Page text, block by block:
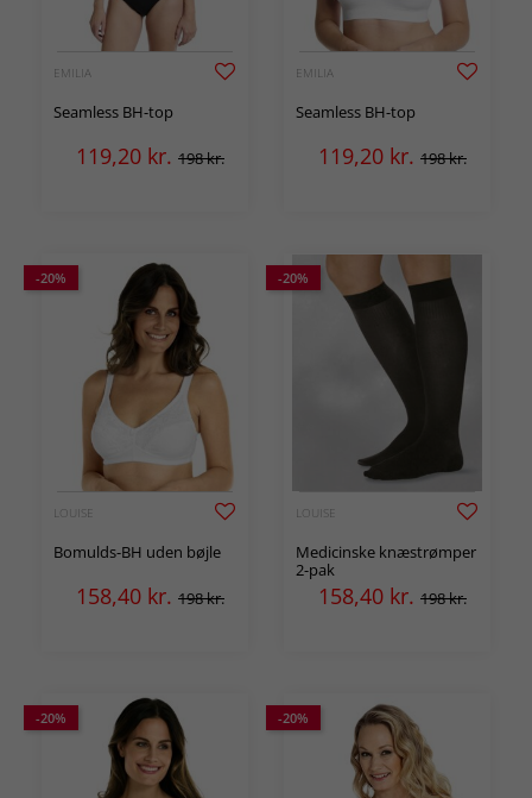
EMILIA
Seamless BH-top
119,20 kr. 198 kr.
EMILIA
Seamless BH-top
119,20 kr. 198 kr.
-20%
LOUISE
Bomulds-BH uden bøjle
158,40 kr. 198 kr.
-20%
LOUISE
Medicinske knæstrømper
2-pak
158,40 kr. 198 kr.
-20% -20%